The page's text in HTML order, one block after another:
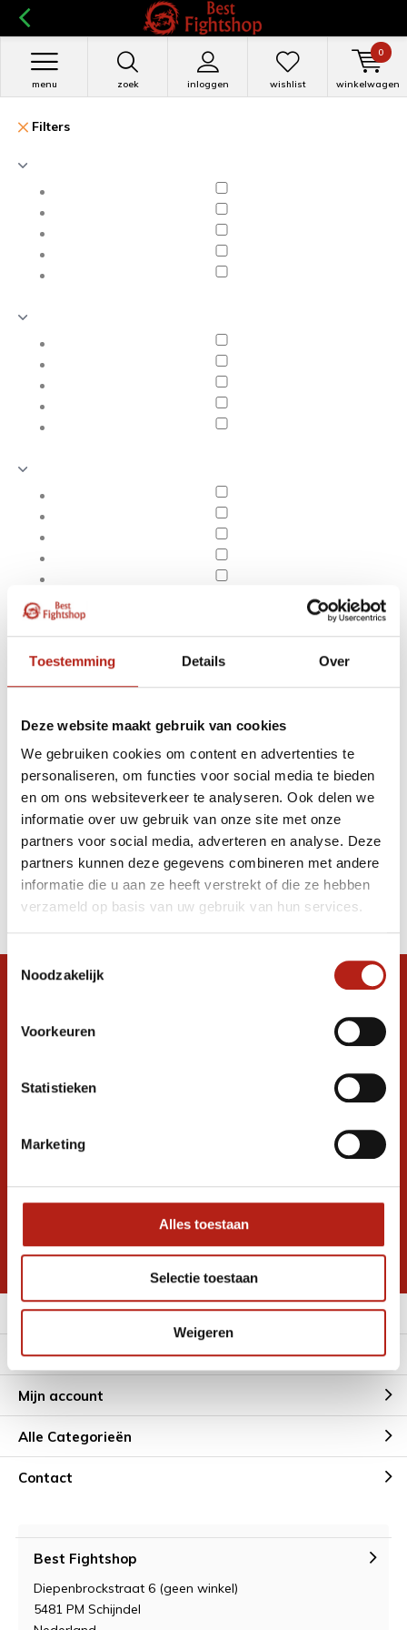
Toestemming Details Over
Deze website maakt gebruik van cookies
We gebruiken cookies om content en advertenties te
personaliseren, om functies voor social media te bieden
en om ons websiteverkeer te analyseren. Ook delen we
informatie over uw gebruik van onze site met onze
partners voor social media, adverteren en analyse. Deze
partners kunnen deze gegevens combineren met andere
informatie die u aan ze heeft verstrekt of die ze hebben
verzameld op basis van uw gebruik van hun services.
Toestemmingsselectie
Noodzakelijk
Voorkeuren
Statistieken
Marketing
Alles toestaan
Selectie toestaan
Weigeren
zoek inloggen
menu wishlist winkelwagen
0
Filters
Apply filters
Producten getagd met
thaibokshandschoenen
kopen
Producten
Filter
Stel je vraag in de chat, en we helpen je
graag verder. 24/7
Volg ons
promoties
* Lees hier de wettelijke beperkingen
Meer informatie
Klantenservice
Mijn account
Alle Categorieën
Contact
Best Fightshop
Diepenbrockstraat 6 (geen winkel)
5481 PM Schijndel